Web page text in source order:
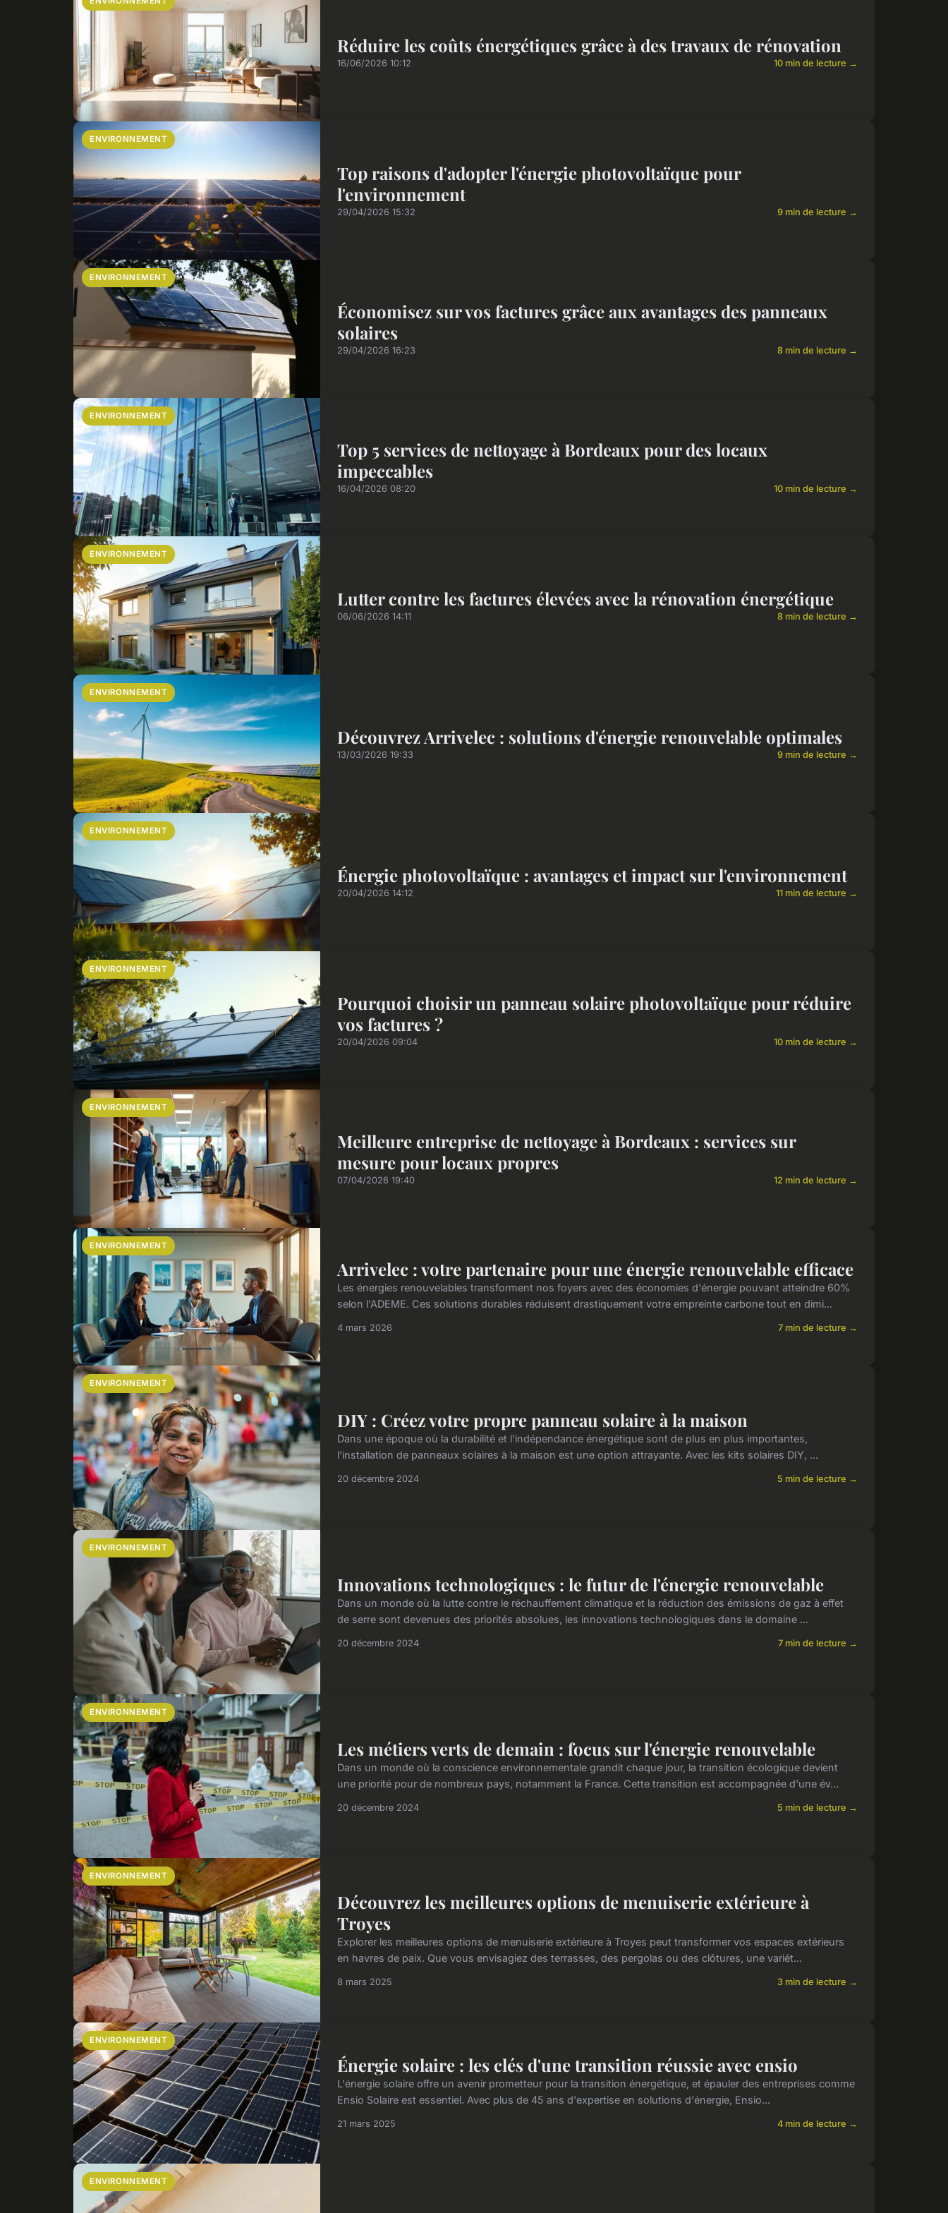
Réduire les coûts énergétiques grâce à des travaux de rénovation
16/06/2026 10:12 10 min de lecture →
ENVIRONNEMENT
Top raisons d'adopter l'énergie photovoltaïque pour
l'environnement
29/04/2026 15:32 9 min de lecture →
ENVIRONNEMENT
Économisez sur vos factures grâce aux avantages des panneaux
solaires
29/04/2026 16:23 8 min de lecture →
ENVIRONNEMENT
Top 5 services de nettoyage à Bordeaux pour des locaux
impeccables
16/04/2026 08:20 10 min de lecture →
ENVIRONNEMENT
Lutter contre les factures élevées avec la rénovation énergétique
06/06/2026 14:11 8 min de lecture →
ENVIRONNEMENT
Découvrez Arrivelec : solutions d'énergie renouvelable optimales
13/03/2026 19:33 9 min de lecture →
ENVIRONNEMENT
Énergie photovoltaïque : avantages et impact sur l'environnement
20/04/2026 14:12 11 min de lecture →
ENVIRONNEMENT
Pourquoi choisir un panneau solaire photovoltaïque pour réduire
vos factures ?
20/04/2026 09:04 10 min de lecture →
ENVIRONNEMENT
Meilleure entreprise de nettoyage à Bordeaux : services sur
mesure pour locaux propres
07/04/2026 19:40 12 min de lecture →
ENVIRONNEMENT
Arrivelec : votre partenaire pour une énergie renouvelable efficace
Les énergies renouvelables transforment nos foyers avec des économies d'énergie pouvant atteindre 60%
selon l'ADEME. Ces solutions durables réduisent drastiquement votre empreinte carbone tout en dimi...
4 mars 2026 7 min de lecture →
ENVIRONNEMENT
DIY : Créez votre propre panneau solaire à la maison
Dans une époque où la durabilité et l'indépendance énergétique sont de plus en plus importantes,
l'installation de panneaux solaires à la maison est une option attrayante. Avec les kits solaires DIY, ...
20 décembre 2024 5 min de lecture →
ENVIRONNEMENT
Innovations technologiques : le futur de l'énergie renouvelable
Dans un monde où la lutte contre le réchauffement climatique et la réduction des émissions de gaz à effet
de serre sont devenues des priorités absolues, les innovations technologiques dans le domaine ...
20 décembre 2024 7 min de lecture →
ENVIRONNEMENT
Les métiers verts de demain : focus sur l'énergie renouvelable
Dans un monde où la conscience environnementale grandit chaque jour, la transition écologique devient
une priorité pour de nombreux pays, notamment la France. Cette transition est accompagnée d'une év...
20 décembre 2024 5 min de lecture →
ENVIRONNEMENT
Découvrez les meilleures options de menuiserie extérieure à
Troyes
Explorer les meilleures options de menuiserie extérieure à Troyes peut transformer vos espaces extérieurs
en havres de paix. Que vous envisagiez des terrasses, des pergolas ou des clôtures, une variét...
8 mars 2025 3 min de lecture →
ENVIRONNEMENT
Énergie solaire : les clés d'une transition réussie avec ensio
L'énergie solaire offre un avenir prometteur pour la transition énergétique, et épauler des entreprises comme
Ensio Solaire est essentiel. Avec plus de 45 ans d'expertise en solutions d'énergie, Ensio...
21 mars 2025 4 min de lecture →
ENVIRONNEMENT